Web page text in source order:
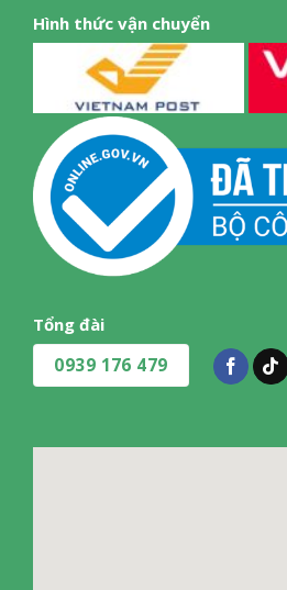
Hình thức vận chuyển
Tổng đài
0939 176 479